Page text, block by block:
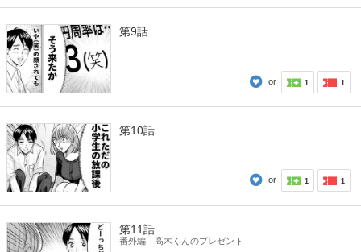
第9話
or 1 1
第10話
or 1 1
第11話
番外編 高木くんのプレゼント